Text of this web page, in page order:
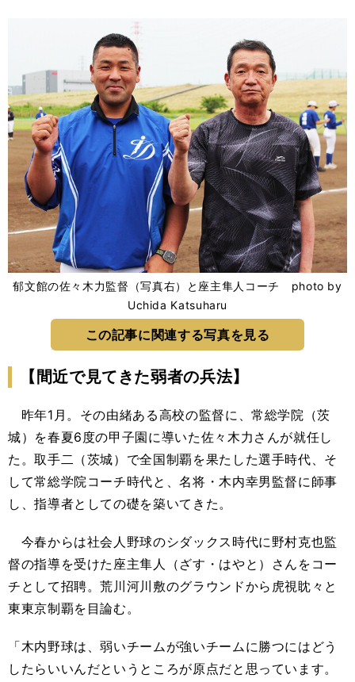
郁文館の佐々木力監督（写真右）と座主隼人コーチ photo by
Uchida Katsuharu
この記事に関連する写真を見る
【間近で見てきた弱者の兵法】
昨年1月。その由緒ある高校の監督に、常総学院（茨
城）を春夏6度の甲子園に導いた佐々木力さんが就任し
た。取手二（茨城）で全国制覇を果たした選手時代、そ
して常総学院コーチ時代と、名将・木内幸男監督に師事
し、指導者としての礎を築いてきた。
今春からは社会人野球のシダックス時代に野村克也監
督の指導を受けた座主隼人（ざす・はやと）さんをコー
チとして招聘。荒川河川敷のグラウンドから虎視眈々と
東東京制覇を目論む。
「木内野球は、弱いチームが強いチームに勝つにはどう
したらいいんだというところが原点だと思っています。